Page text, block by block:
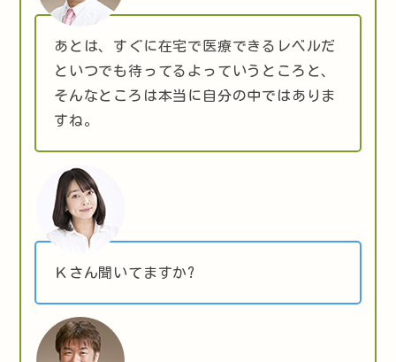
あとは、すぐに在宅で医療できるレベルだ
といつでも待ってるよっていうところと、
そんなところは本当に自分の中ではありま
すね。
Ｋさん聞いてますか?